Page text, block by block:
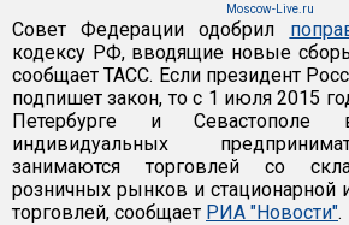
Moscow-Live.ru
Совет Федерации одобрил
кодексу РФ, вводящие новые
сообщает ТАСС. Если президент
подпишет закон, то с 1 июля 2015
Петербурге и
индивидуальных
занимаются торговлей со
розничных рынков и стационарной
торговлей, сообщает РИА "Новости".